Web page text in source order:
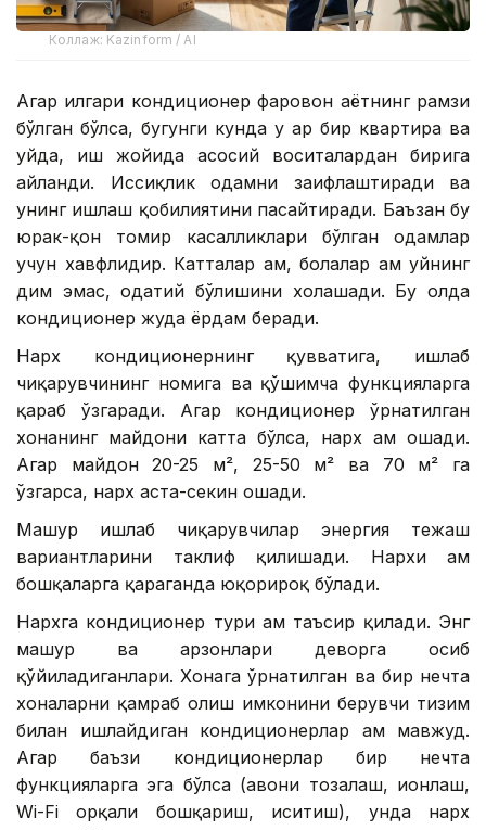
Коллаж: Kazinform / AI
Агар илгари кондиционер фаровон ҳаётнинг рамзи
бўлган бўлса, бугунги кунда у ҳар бир квартира ва
уйда, иш жойида асосий воситалардан бирига
айланди. Иссиқлик одамни заифлаштиради ва
унинг ишлаш қобилиятини пасайтиради. Баъзан бу
юрак-қон томир касалликлари бўлган одамлар
учун хавфлидир. Катталар ҳам, болалар ҳам уйнинг
дим эмас, одатий бўлишини хоҳлашади. Бу ҳолда
кондиционер жуда ёрдам беради.
Нарх кондиционернинг қувватига, ишлаб
чиқарувчининг номига ва қўшимча функцияларга
қараб ўзгаради. Агар кондиционер ўрнатилган
хонанинг майдони катта бўлса, нарх ҳам ошади.
Агар майдон 20-25 м², 25-50 м² ва 70 м² га
ўзгарса, нарх аста-секин ошади.
Машҳур ишлаб чиқарувчилар энергия тежаш
вариантларини таклиф қилишади. Нархи ҳам
бошқаларга қараганда юқорироқ бўлади.
Нархга кондиционер тури ҳам таъсир қилади. Энг
машҳур ва арзонлари деворга осиб
қўйиладиганлари. Хонага ўрнатилган ва бир нечта
хоналарни қамраб олиш имконини берувчи тизим
билан ишлайдиган кондиционерлар ҳам мавжуд.
Агар баъзи кондиционерлар бир нечта
функцияларга эга бўлса (ҳавони тозалаш, ионлаш,
Wi-Fi орқали бошқариш, иситиш), унда нарх